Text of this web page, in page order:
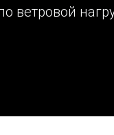
ветровой